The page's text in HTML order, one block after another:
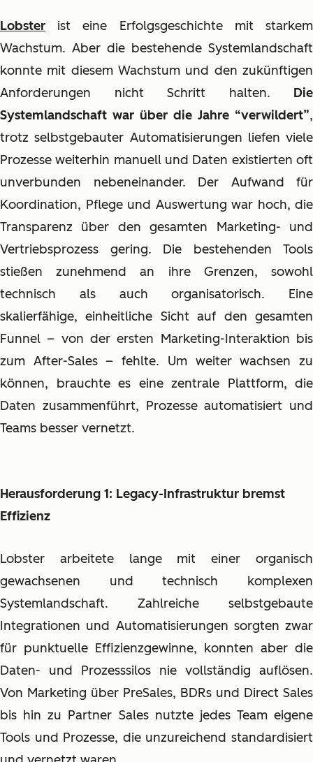
Lobster ist eine Erfolgsgeschichte mit starkem
Wachstum. Aber die bestehende Systemlandschaft
konnte mit diesem Wachstum und den zukünftigen
Anforderungen nicht Schritt halten. Die
Systemlandschaft war über die Jahre “verwildert”,
trotz selbstgebauter Automatisierungen liefen viele
Prozesse weiterhin manuell und Daten existierten oft
unverbunden nebeneinander. Der Aufwand für
Koordination, Pflege und Auswertung war hoch, die
Transparenz über den gesamten Marketing- und
Vertriebsprozess gering. Die bestehenden Tools
stießen zunehmend an ihre Grenzen, sowohl
technisch als auch organisatorisch. Eine
skalierfähige, einheitliche Sicht auf den gesamten
Funnel – von der ersten Marketing-Interaktion bis
zum After-Sales – fehlte. Um weiter wachsen zu
können, brauchte es eine zentrale Plattform, die
Daten zusammenführt, Prozesse automatisiert und
Teams besser vernetzt.
Herausforderung 1: Legacy-Infrastruktur bremst
Effizienz
Lobster arbeitete lange mit einer organisch
gewachsenen und technisch komplexen
Systemlandschaft. Zahlreiche selbstgebaute
Integrationen und Automatisierungen sorgten zwar
für punktuelle Effizienzgewinne, konnten aber die
Daten- und Prozesssilos nie vollständig auflösen.
Von Marketing über PreSales, BDRs und Direct Sales
bis hin zu Partner Sales nutzte jedes Team eigene
Tools und Prozesse, die unzureichend standardisiert